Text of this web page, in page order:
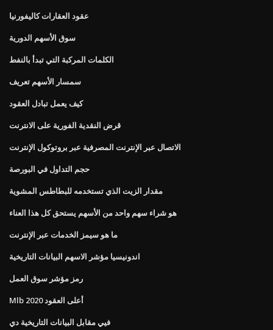
عقود العقارات كاليفورنيا
سوق الأسهم الدورية
الكلمات المركبة التي تبدأ بالنفط
سمسار الأسهم تعريف
كيف يعمل تبادل العقود
قرض النقدية الفورية على الانترنت
الاتصال عبر الإنترنت المصرفية عبر بروتوكول الإنترنت
حجم التداول في البورصة
مقدار الزيت الذي تستخدمه للبطاطس المشوية
هو شراء سهم واحد من الأسهم يستحق كل هذا العناء
ما هو سيمز الخدمات عبر الإنترنت
اندونيسيا مؤشر الاسهم البيانات التاريخية
رمز مؤشر سوق العمل
Mlb أعلى العقود 2020
فيي مقابل البيانات التاريخية دي